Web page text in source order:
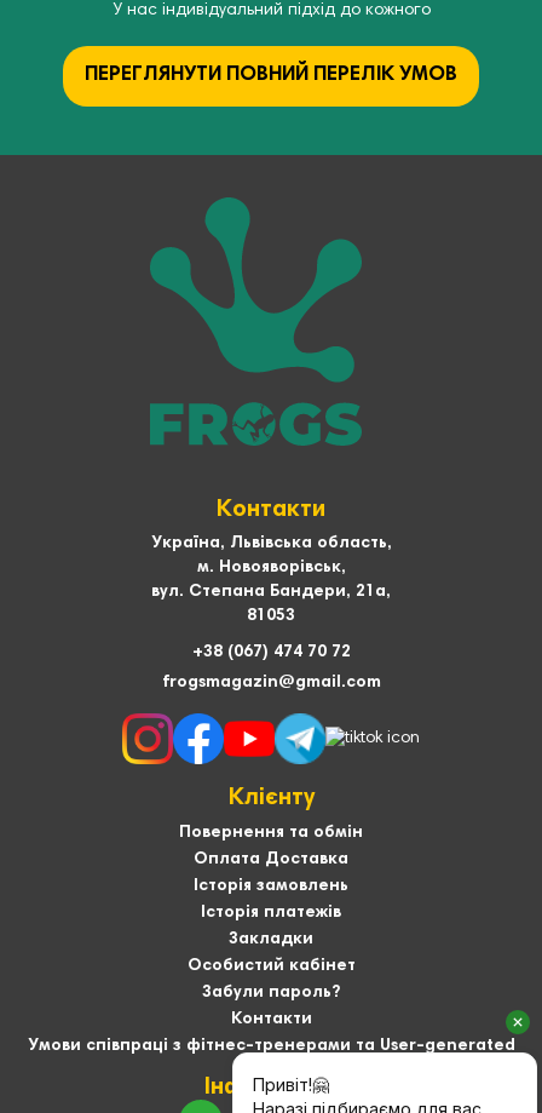
У нас індивідуальний підхід до кожного
ПЕРЕГЛЯНУТИ ПОВНИЙ ПЕРЕЛІК УМОВ
Контакти
Україна, Львівська область,
м. Новояворівськ,
вул. Степана Бандери, 21а,
81053
+38 (067) 474 70 72
frogsmagazin@gmail.com
Клієнту
Повернення та обмін
Оплата Доставка
Історія замовлень
Історія платежів
Закладки
Особистий кабінет
Забули пароль?
Контакти
Умови співпраці з фітнес-тренерами та User-generated
Інформація